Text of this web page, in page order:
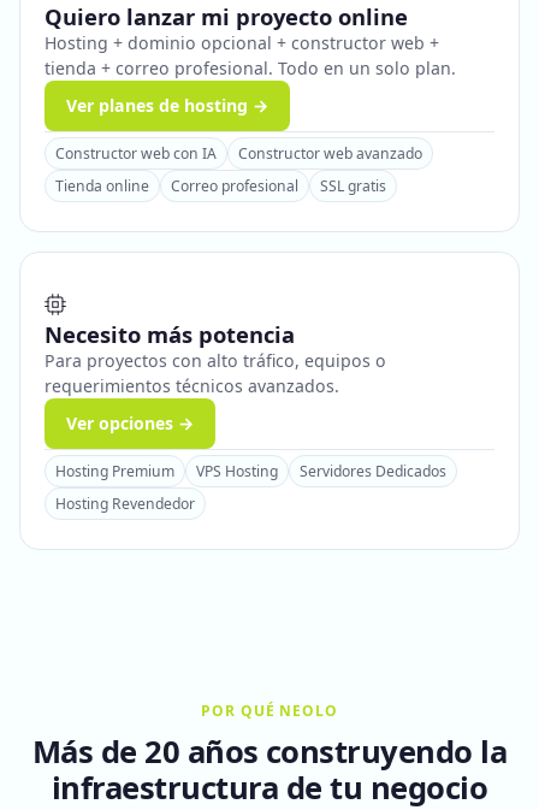
Quiero lanzar mi proyecto online
Hosting + dominio opcional + constructor web +
tienda + correo profesional. Todo en un solo plan.
Ver planes de hosting →
Constructor web con IA
Constructor web avanzado
Tienda online
Correo profesional SSL gratis
Necesito más potencia
Para proyectos con alto tráfico, equipos o
requerimientos técnicos avanzados.
Ver opciones →
Hosting Premium VPS Hosting
Servidores Dedicados
Hosting Revendedor
POR QUÉ NEOLO
Más de 20 años construyendo la
infraestructura de tu negocio